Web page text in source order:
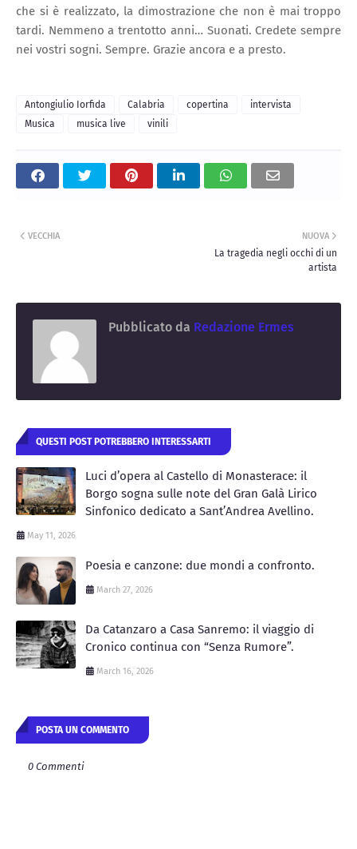
che si è realizzato, la dimostrazione che non è mai troppo
tardi. Nemmeno a trentotto anni… Suonati. Credete sempre
nei vostri sogni. Sempre. Grazie ancora e a presto.
Antongiulio Iorfida Calabria copertina
intervista
Musica
musica live vinili
NUOVA
La tragedia negli occhi di un
artista
VECCHIA
Pubblicato da Redazione Ermes
QUESTI POST POTREBBERO INTERESSARTI
Luci d’opera al Castello di Monasterace: il
Borgo sogna sulle note del Gran Galà Lirico
Sinfonico dedicato a Sant’Andrea Avellino.
May 11, 2026
Poesia e canzone: due mondi a confronto.
March 27, 2026
Da Catanzaro a Casa Sanremo: il viaggio di
Cronico continua con “Senza Rumore”.
March 16, 2026
POSTA UN COMMENTO
0 Commenti